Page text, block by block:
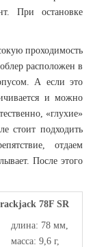
При остановке
проходимость
расположен в
А если это
и можно
«глухие»
стоит подходить
отдаем
После этого
78F SR
длина: 78 мм,
масса: 9,6 г,